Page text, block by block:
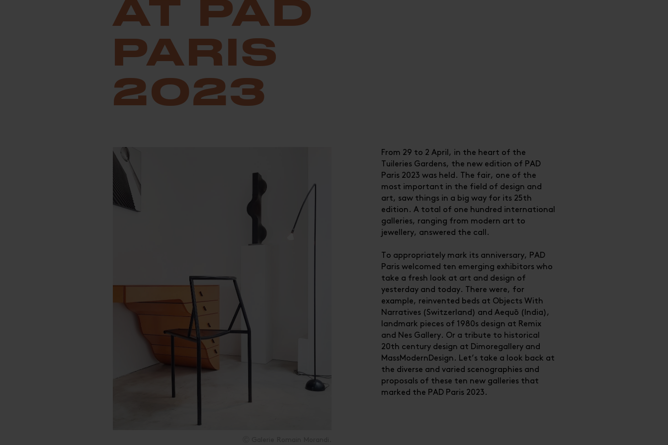
AT PAD
PARIS
2023
From 29 to 2 April, in the heart of the
Tuileries Gardens, the new edition of PAD
Paris 2023 was held. The fair, one of the
most important in the field of design and
art, saw things in a big way for its 25th
edition. A total of one hundred international
galleries, ranging from modern art to
jewellery, answered the call.
To appropriately mark its anniversary, PAD
Paris welcomed ten emerging exhibitors who
take a fresh look at art and design of
yesterday and today. There were, for
example, reinvented beds at Objects With
Narratives (Switzerland) and Aequō (India),
landmark pieces of 1980s design at Remix
and Nes Gallery. Or a tribute to historical
20th century design at Dimoregallery and
MassModernDesign. Let’s take a look back at
the diverse and varied scenographies and
proposals of these ten new galleries that
marked the PAD Paris 2023.